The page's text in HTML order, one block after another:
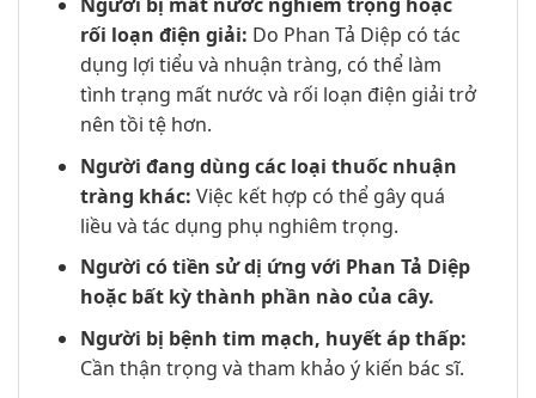
rối loạn điện giải: Do Phan Tả Diệp có tác
dụng lợi tiểu và nhuận tràng, có thể làm
tình trạng mất nước và rối loạn điện giải trở
nên tồi tệ hơn.
Người đang dùng các loại thuốc nhuận
tràng khác: Việc kết hợp có thể gây quá
liều và tác dụng phụ nghiêm trọng.
Người có tiền sử dị ứng với Phan Tả Diệp
hoặc bất kỳ thành phần nào của cây.
Người bị bệnh tim mạch, huyết áp thấp:
Cần thận trọng và tham khảo ý kiến bác sĩ.